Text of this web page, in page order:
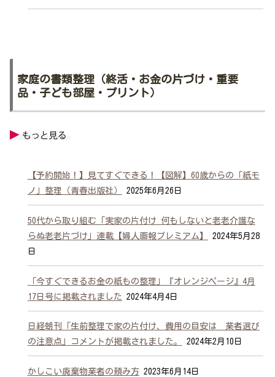
家庭の書類整理（終活・お金の片づけ・重要
品・子ども部屋・プリント）
【予約開始！】見てすぐできる！【図解】60歳からの「紙モ
ノ」整理（青春出版社）
2025年6月26日
50代から取り組む「実家の片付け 何もしないと老老介護な
らぬ老老片づけ」連載【婦人画報プレミアム】
2024年5月28
日
「今すぐできるお金の紙もの整理」『オレンジページ』4月
17日号に掲載されました 2024年4月4日
日経朝刊「生前整理で家の片付け、費用の目安は 業者選び
の注意点」コメントが掲載されました。
2024年2月10日
かしこい廃棄物業者の頼み方2023年6月14日